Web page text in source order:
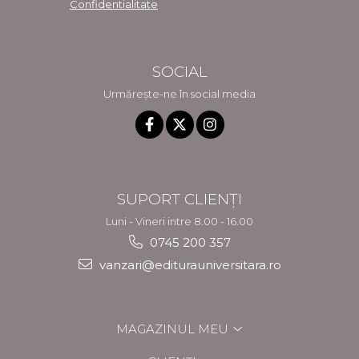
Confidentialitate
SOCIAL
Urmărește-ne în social media
SUPORT CLIENȚI
Luni - Vineri intre 8.00 - 16.00
0745 200 357
vanzari@editurauniversitara.ro
MAGAZINUL MEU